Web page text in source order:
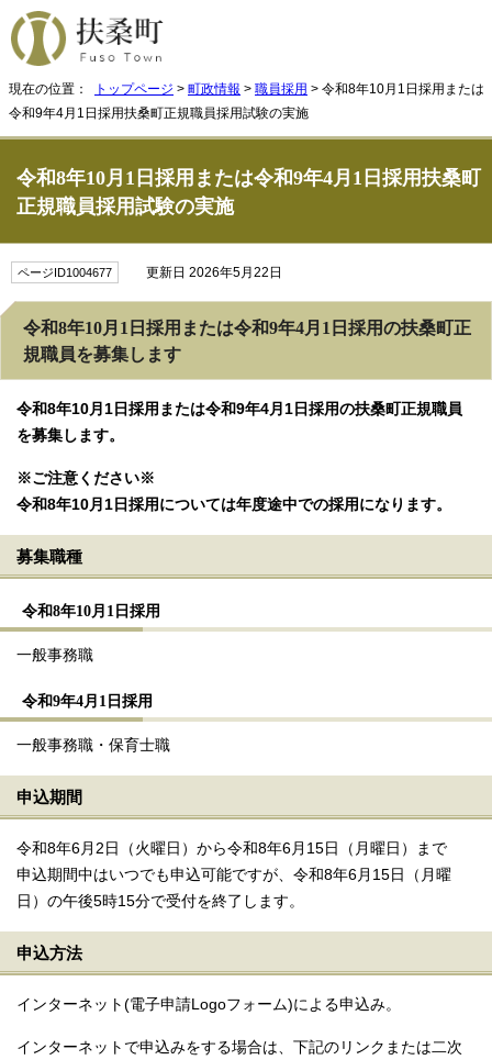
現在の位置： トップページ > 町政情報 > 職員採用 > 令和8年10月1日採用または
令和9年4月1日採用扶桑町正規職員採用試験の実施
令和8年10月1日採用または令和9年4月1日採用扶桑町
正規職員採用試験の実施
ページID1004677 更新日 2026年5月22日
令和8年10月1日採用または令和9年4月1日採用の扶桑町正
規職員を募集します
令和8年10月1日採用または令和9年4月1日採用の扶桑町正規職員
を募集します。
※ご注意ください※
令和8年10月1日採用については年度途中での採用になります。
募集職種
令和8年10月1日採用
一般事務職
令和9年4月1日採用
一般事務職・保育士職
申込期間
令和8年6月2日（火曜日）から令和8年6月15日（月曜日）まで
申込期間中はいつでも申込可能ですが、令和8年6月15日（月曜
日）の午後5時15分で受付を終了します。
申込方法
インターネット(電子申請Logoフォーム)による申込み。
インターネットで申込みをする場合は、下記のリンクまたは二次